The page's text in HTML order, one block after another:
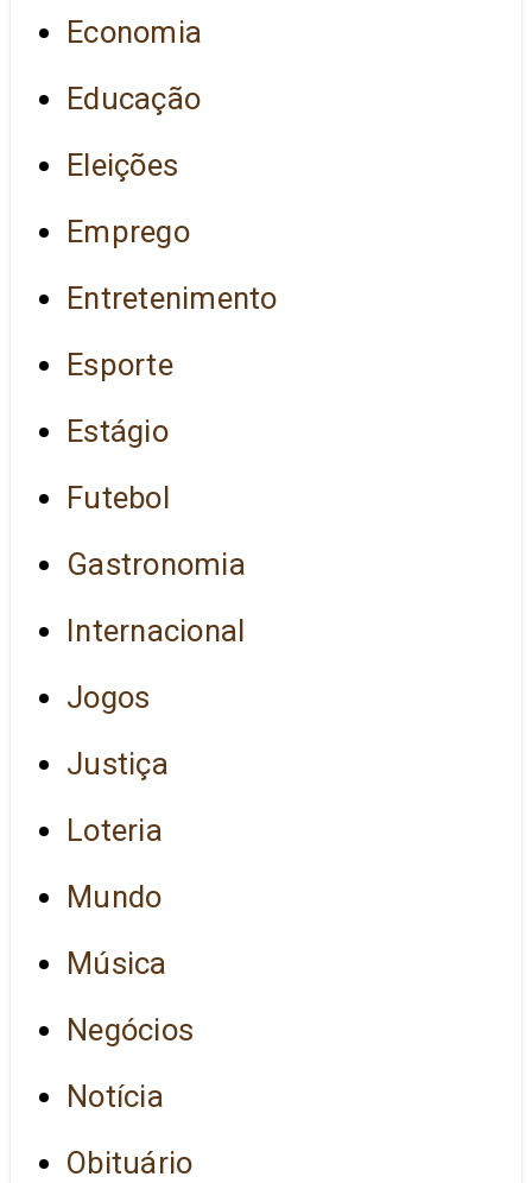
Economia
Educação
Eleições
Emprego
Entretenimento
Esporte
Estágio
Futebol
Gastronomia
Internacional
Jogos
Justiça
Loteria
Mundo
Música
Negócios
Notícia
Obituário